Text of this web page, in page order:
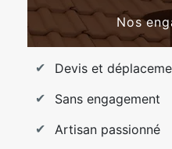
Nos
Devis et
Sans engagement
Artisan passionné